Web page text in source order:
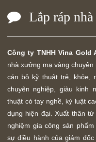
Lắp ráp
Công ty TNHH Vina Gold
nhà xưởng mạ vàng chuyên
cán bộ kỹ thuật trẻ, khỏe,
chuyên nghiệp, giàu kinh
thuật có tay nghề, kỷ luật
dụng hiện đại. Xuất thân
nghiệm gia công sản
sự điều hành của giám